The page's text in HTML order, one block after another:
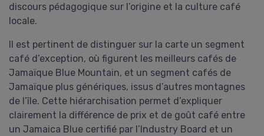
discours pédagogique sur l’origine et la culture café
locale.
Il est pertinent de distinguer sur la carte un segment
café d’exception, où figurent les meilleurs cafés de
Jamaïque Blue Mountain, et un segment cafés de
Jamaïque plus génériques, issus d’autres montagnes
de l’île. Cette hiérarchisation permet d’expliquer
clairement la différence de prix et de goût café entre
un Jamaica Blue certifié par l’Industry Board et un